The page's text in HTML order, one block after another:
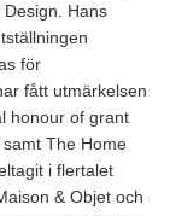
Design. Hans
för
fått utmärkelsen
honour of grant
The Home
i flertalet
& Objet och